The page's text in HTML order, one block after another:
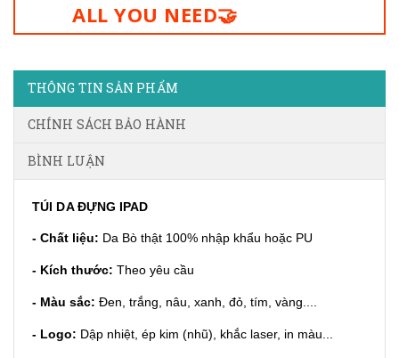
ALL YOU NEED🤝
THÔNG TIN SẢN PHẨM
CHÍNH SÁCH BẢO HÀNH
BÌNH LUẬN
TÚI DA ĐỰNG IPAD
- Chất liệu: Da Bò thật 100% nhập khẩu hoặc PU
- Kích thước: Theo yêu cầu
- Màu sắc: Đen, trắng, nâu, xanh, đỏ, tím, vàng....
- Logo: Dập nhiệt, ép kim (nhũ), khắc laser, in màu...